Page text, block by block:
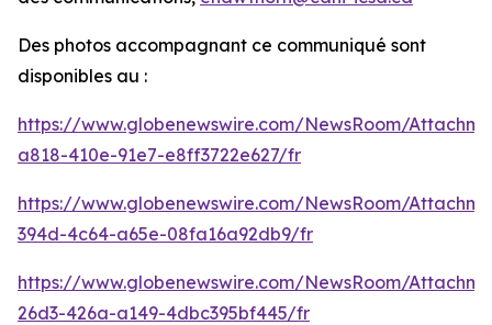
Des photos accompagnant ce communiqué sont
disponibles au :
https://www.globenewswire.com/NewsRoom/
a818-410e-91e7-e8ff3722e627/fr
https://www.globenewswire.com/NewsRoom/
394d-4c64-a65e-08fa16a92db9/fr
https://www.globenewswire.com/NewsRoom/
26d3-426a-a149-4dbc395bf445/fr